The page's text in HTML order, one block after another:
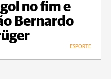
no fim e
Bernardo
ESPORTE